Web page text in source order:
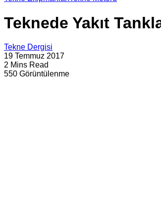
Teknede Yakıt
Tekne Dergisi
19 Temmuz 2017
2 Mins Read
550 Görüntülenme